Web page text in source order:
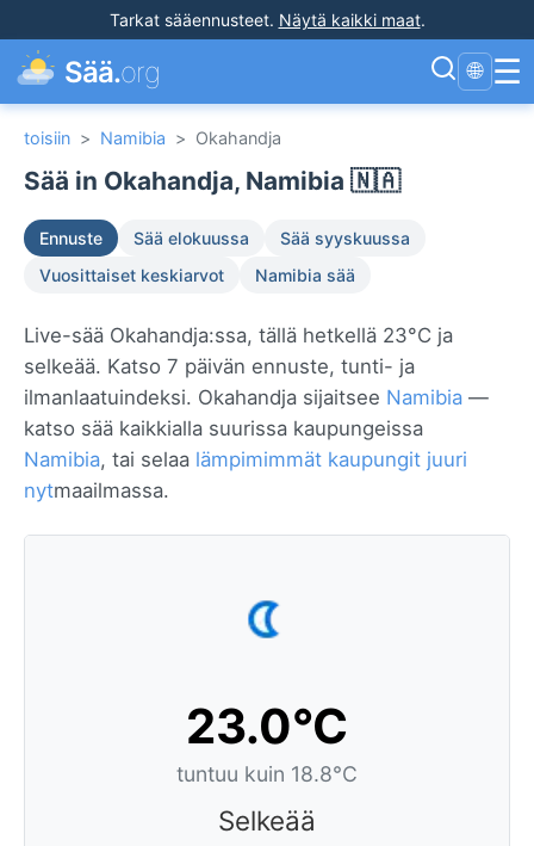
Tarkat sääennusteet. Näytä kaikki maat.
Sää.org 🌐 ☰
toisiin > Namibia > Okahandja
Sää in Okahandja, Namibia 🇳🇦
Ennuste Sää elokuussa
Sää syyskuussa
Vuosittaiset keskiarvot
Namibia sää
Live-sää Okahandja:ssa, tällä hetkellä 23°C ja
selkeää. Katso 7 päivän ennuste, tunti- ja
ilmanlaatuindeksi. Okahandja sijaitsee Namibia —
katso sää kaikkialla suurissa kaupungeissa
Namibia, tai selaa lämpimimmät kaupungit juuri
nytmaailmassa.
23.0°C
tuntuu kuin 18.8°C
Selkeää